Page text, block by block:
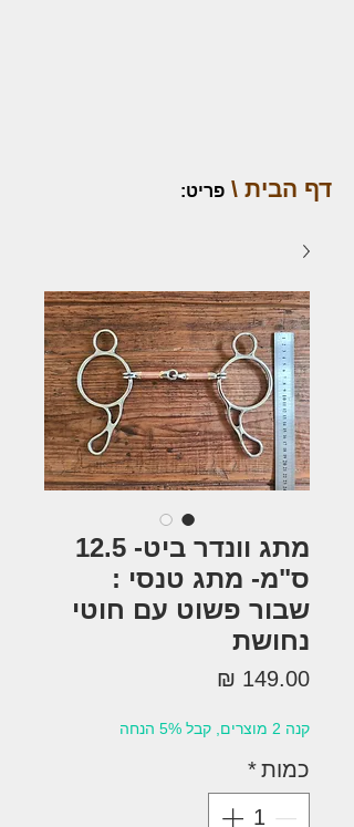
דף הבית \ פריט:
מתג וונדר ביט- 12.5
ס"מ- מתג טנסי :
שבור פשוט עם חוטי
נחושת
קנה 2 מוצרים, קבל 5% הנחה
כמות*